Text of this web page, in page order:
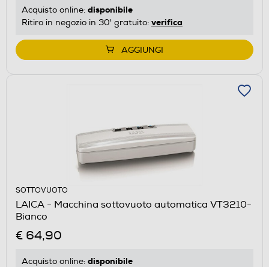
Acquisto online: disponibile
Ritiro in negozio in 30' gratuito: verifica
AGGIUNGI
SOTTOVUOTO
LAICA - Macchina sottovuoto automatica VT3210-
Bianco
€ 64,90
Acquisto online: disponibile